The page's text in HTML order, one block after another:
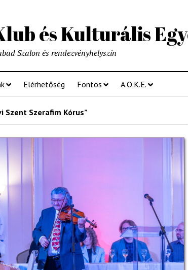
és Kulturális
Szalon és rendezvényhelyszín
Elérhetőség Fontos A.O.K.E.
Szent Szerafim Kórus”